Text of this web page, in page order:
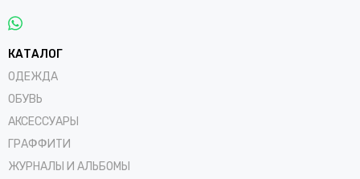
КАТАЛОГ
ОДЕЖДА
ОБУВЬ
АКСЕССУАРЫ
ГРАФФИТИ
ЖУРНАЛЫ И АЛЬБОМЫ